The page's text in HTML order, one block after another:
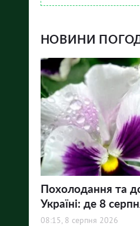
НОВИНИ
Похолодання та
Україні: де 8
08:15, 8 серпня 2026